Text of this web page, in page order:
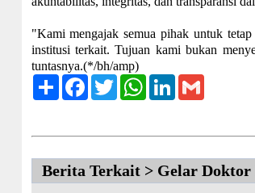
"Kami mengajak semua pihak untuk
institusi terkait. Tujuan kami bukan
tuntasnya.(*/bh/amp)
ShareFacebook
TwitterWhatsApp
LinkedInGmail
Berita Terkait > Gelar